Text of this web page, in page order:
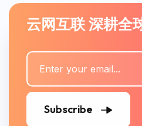
云网互联 深耕全
Subscribe